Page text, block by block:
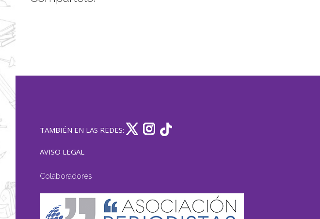
TAMBIÉN EN LAS REDES:
AVISO LEGAL
Colaboradores